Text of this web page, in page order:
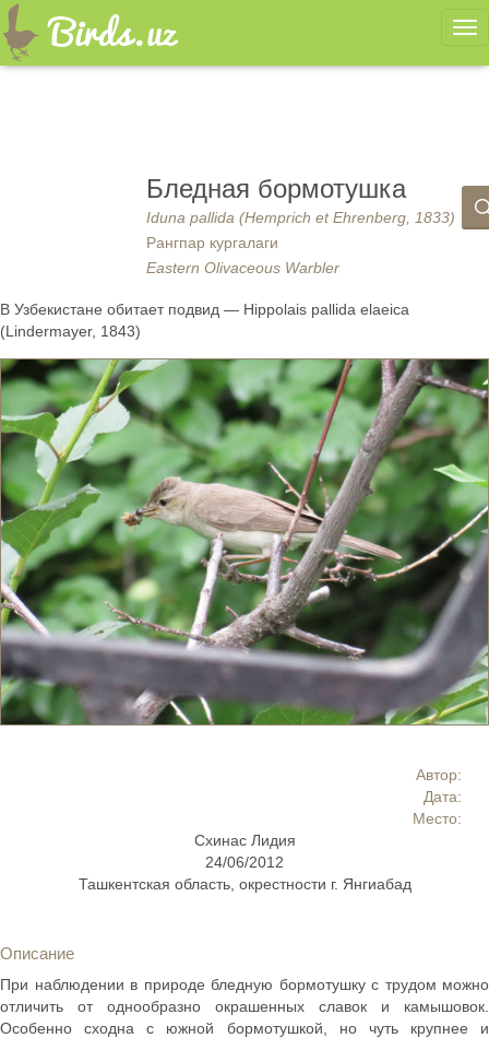
Бледная бормотушка
Iduna pallida (Hemprich et Ehrenberg, 1833)
Рангпар кургалаги
Eastern Olivaceous Warbler
В Узбекистане обитает подвид — Hippolais pallida elaeica
(Lindermayer, 1843)
Автор:
Дата:
Место:
Схинас Лидия
24/06/2012
Ташкентская область, окрестности г. Янгиабад
Описание
При наблюдении в природе бледную бормотушку с трудом можно
отличить от однообразно окрашенных славок и камышовок.
Особенно сходна с южной бормотушкой, но чуть крупнее и